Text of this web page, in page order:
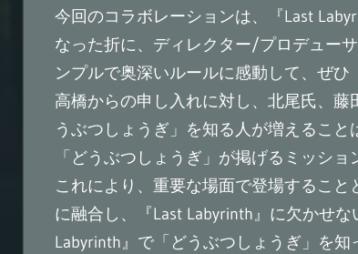
今回のコラボレーションは、『Last
なった折に、ディレクター/プロデュー
ンプルで奥深いルールに感動して、ぜひ
高橋からの申し入れに対し、北尾氏、
うぶつしょうぎ」を知る人が増えるこ
「どうぶつしょうぎ」が掲げるミッシ
これにより、重要な場面で登場するこ
に融合し、『Last Labyrinth』に欠かせ
Labyrinth』で「どうぶつしょうぎ」を知